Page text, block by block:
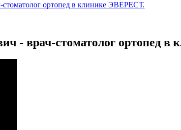
ортопед в клинике ЭВЕРЕСТ.
- врач-стоматолог ортопед